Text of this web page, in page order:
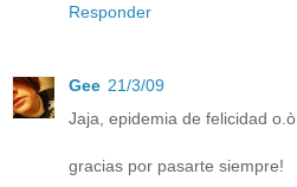
Responder
Gee 21/3/09
Jaja, epidemia de felicidad o.ò
gracias por pasarte siempre!